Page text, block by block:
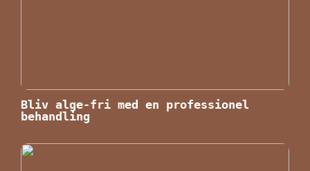
Bliv alge-fri med en professionel
behandling